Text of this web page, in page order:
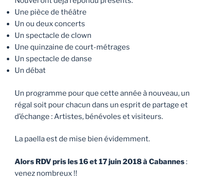
Une pièce de théâtre
Un ou deux concerts
Un spectacle de clown
Une quinzaine de court-métrages
Un spectacle de danse
Un débat
Un programme pour que cette année à nouveau, un
régal soit pour chacun dans un esprit de partage et
d’échange : Artistes, bénévoles et visiteurs.
La paella est de mise bien évidemment.
Alors RDV pris les 16 et 17 juin 2018 à Cabannes:
venez nombreux !!